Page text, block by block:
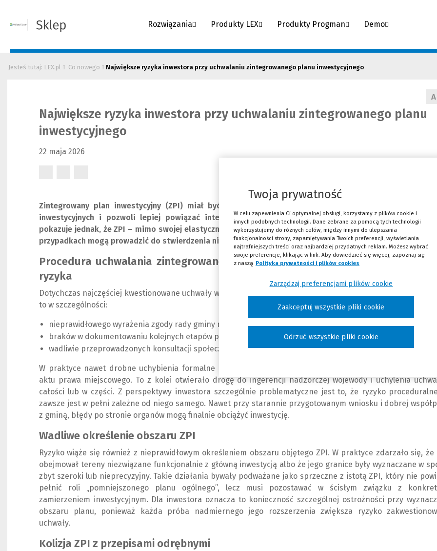
Rozwiązania Produkty LEX Produkty Progman Demo
Jesteś tutaj: LEX.pl Co nowego Największe ryzyka inwestora przy uchwalaniu zintegrowanego planu inwestycyjnego
A
Największe ryzyka inwestora przy uchwalaniu zintegrowanego planu
inwestycyjnego
22 maja 2026
Zintegrowany plan inwestycyjny (ZPI) miał być narzędziem, które przyspieszy realizację dużych
inwestycyjnych i pozwoli lepiej powiązać interes inwestora z celami gminy. Praktyka pierwszych
pokazuje jednak, że ZPI – mimo swojej elastyczności – niesie ze sobą istotne ryzyka prawne, które w
przypadkach mogą prowadzić do stwierdzenia nieważności uchwały.
Procedura uchwalania zintegrowanego planu inwestycyjnego jako główne
ryzyka
Dotychczas najczęściej kwestionowane uchwały w sprawie ZPI obarczone były
to w szczególności:
nieprawidłowego wyrażenia zgody rady gminy na przystąpienie do sporządzenia ZPI,
braków w dokumentowaniu kolejnych etapów procedury planistycznej, a także
wadliwie przeprowadzonych konsultacji społecznych.
W praktyce nawet drobne uchybienia formalne były kwalifikowane jako istotne naruszenie trybu
aktu prawa miejscowego. To z kolei otwierało drogę do ingerencji nadzorczej wojewody i uchylenia
całości lub w części. Z perspektywy inwestora szczególnie problematyczne jest to, że ryzyko
zawsze jest w pełni zależne od niego samego. Nawet przy starannie przygotowanym wniosku i dobrej
z gminą, błędy po stronie organów mogą finalnie obciążyć inwestycję.
Wadliwe określenie obszaru ZPI
Ryzyko wiąże się również z nieprawidłowym określeniem obszaru objętego ZPI. W praktyce zdarzało się, że
obejmował tereny niezwiązane funkcjonalnie z główną inwestycją albo że jego granice były wyznaczane w
zbyt szeroki lub nieprecyzyjny. Takie działania bywały podważane jako sprzeczne z istotą ZPI, który nie
pełnić roli „pomniejszonego planu ogólnego”, lecz musi pozostawać w ścisłym związku z
zamierzeniem inwestycyjnym. Dla inwestora oznacza to konieczność szczególnej ostrożności przy
obszaru planu, ponieważ każda próba nadmiernego jego rozszerzenia zwiększa ryzyko
uchwały.
Kolizja ZPI z przepisami odrębnymi
Twoja prywatność
W celu zapewnienia Ci optymalnej obsługi, korzystamy z plików cookie i
innych podobnych technologii. Dane zebrane za pomocą tych technologii
wykorzystujemy do różnych celów, między innymi do ulepszania
funkcjonalności strony, zapamiętywania Twoich preferencji, wyświetlania
najtrafniejszych treści oraz najbardziej przydatnych reklam. Możesz wybrać
swoje preferencje, klikając w link. Aby dowiedzieć się więcej, zapoznaj się
z naszą Polityka prywatności i plików cookies
Odrzuć wszystkie pliki cookie
Zaakceptuj wszystkie pliki cookie
Zarządzaj preferencjami plików cookie